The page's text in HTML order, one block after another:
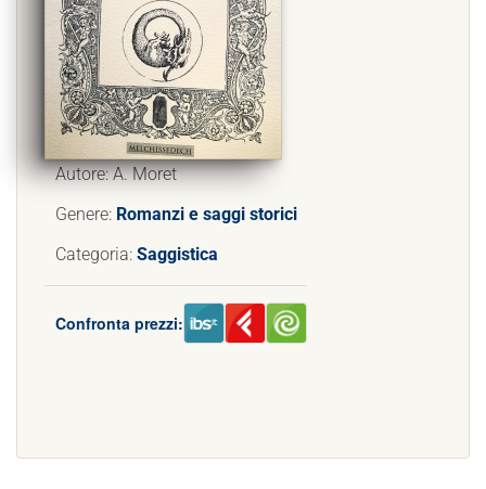
Autore: A. Moret
Genere: Romanzi e saggi storici
Categoria: Saggistica
Confronta prezzi: